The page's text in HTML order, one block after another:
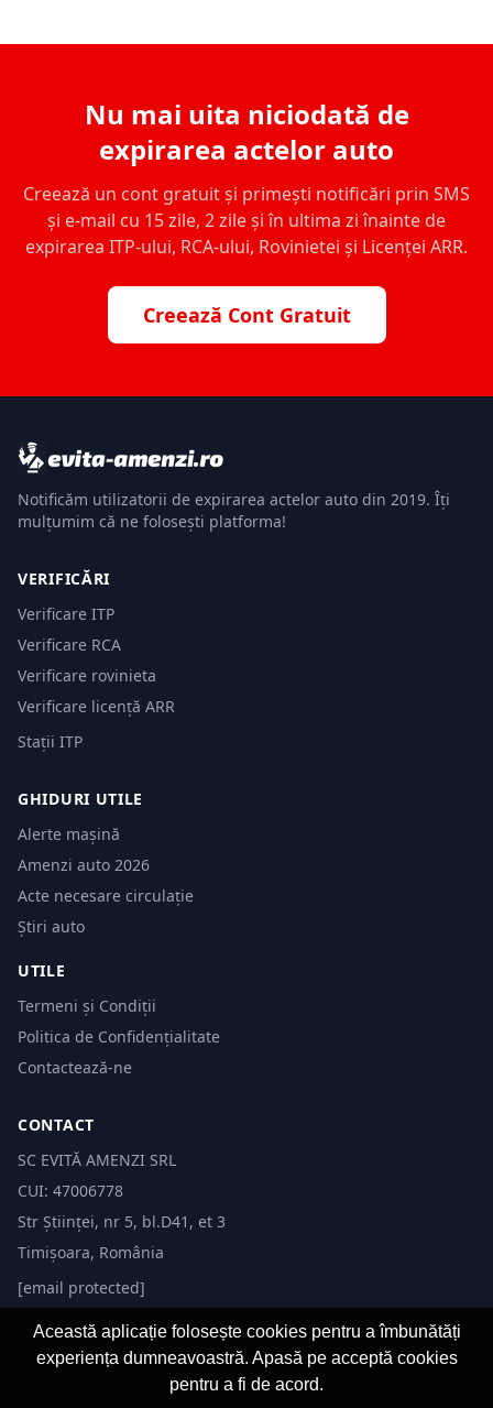
Nu mai uita niciodată de
expirarea actelor auto
Creează un cont gratuit și primești notificări prin SMS
și e-mail cu 15 zile, 2 zile și în ultima zi înainte de
expirarea ITP-ului, RCA-ului, Rovinietei și Licenței ARR.
Creează Cont Gratuit
Notificăm utilizatorii de expirarea actelor auto din 2019. Îți
mulțumim că ne folosești platforma!
VERIFICĂRI
Verificare ITP
Verificare RCA
Verificare rovinieta
Verificare licență ARR
Stații ITP
GHIDURI UTILE
Alerte mașină
Amenzi auto 2026
Acte necesare circulație
Știri auto
UTILE
Termeni și Condiții
Politica de Confidențialitate
Contactează-ne
CONTACT
SC EVITĂ AMENZI SRL
CUI: 47006778
Str Științei, nr 5, bl.D41, et 3
Timișoara, România
[email protected]
Această aplicație folosește cookies pentru a îmbunătăți
experiența dumneavoastră. Apasă pe acceptă cookies
pentru a fi de acord.